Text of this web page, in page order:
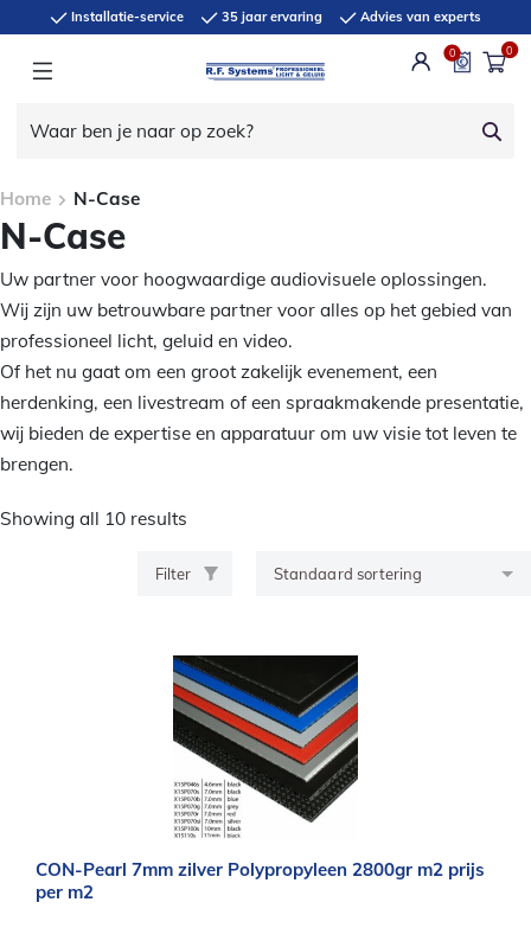
Installatie-service 35 jaar ervaring Advies van experts
0 0
Home N-Case
N-Case
Uw partner voor hoogwaardige audiovisuele oplossingen.
Wij zijn uw betrouwbare partner voor alles op het gebied van
professioneel licht, geluid en video.
Of het nu gaat om een groot zakelijk evenement, een
herdenking, een livestream of een spraakmakende presentatie,
wij bieden de expertise en apparatuur om uw visie tot leven te
brengen.
Showing all 10 results
Filter
CON-Pearl 7mm zilver Polypropyleen 2800gr m2 prijs
per m2